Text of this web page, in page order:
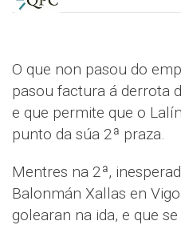
O que non pasou do
pasou factura á derrota
e que permite que o
punto da súa 2ª praza.
Mentres na 2ª,
Balonmán Xallas en
golearan na ida, e que